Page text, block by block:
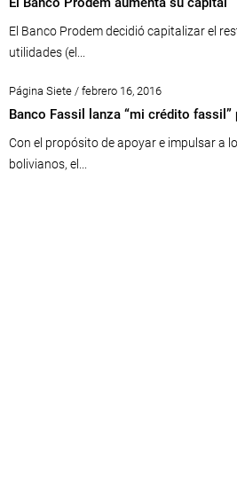
El Banco Prodem decidió capitalizar el
utilidades (el...
Página Siete / febrero 16, 2016
Banco Fassil lanza “mi crédito
Con el propósito de apoyar e impulsar a
bolivianos, el...